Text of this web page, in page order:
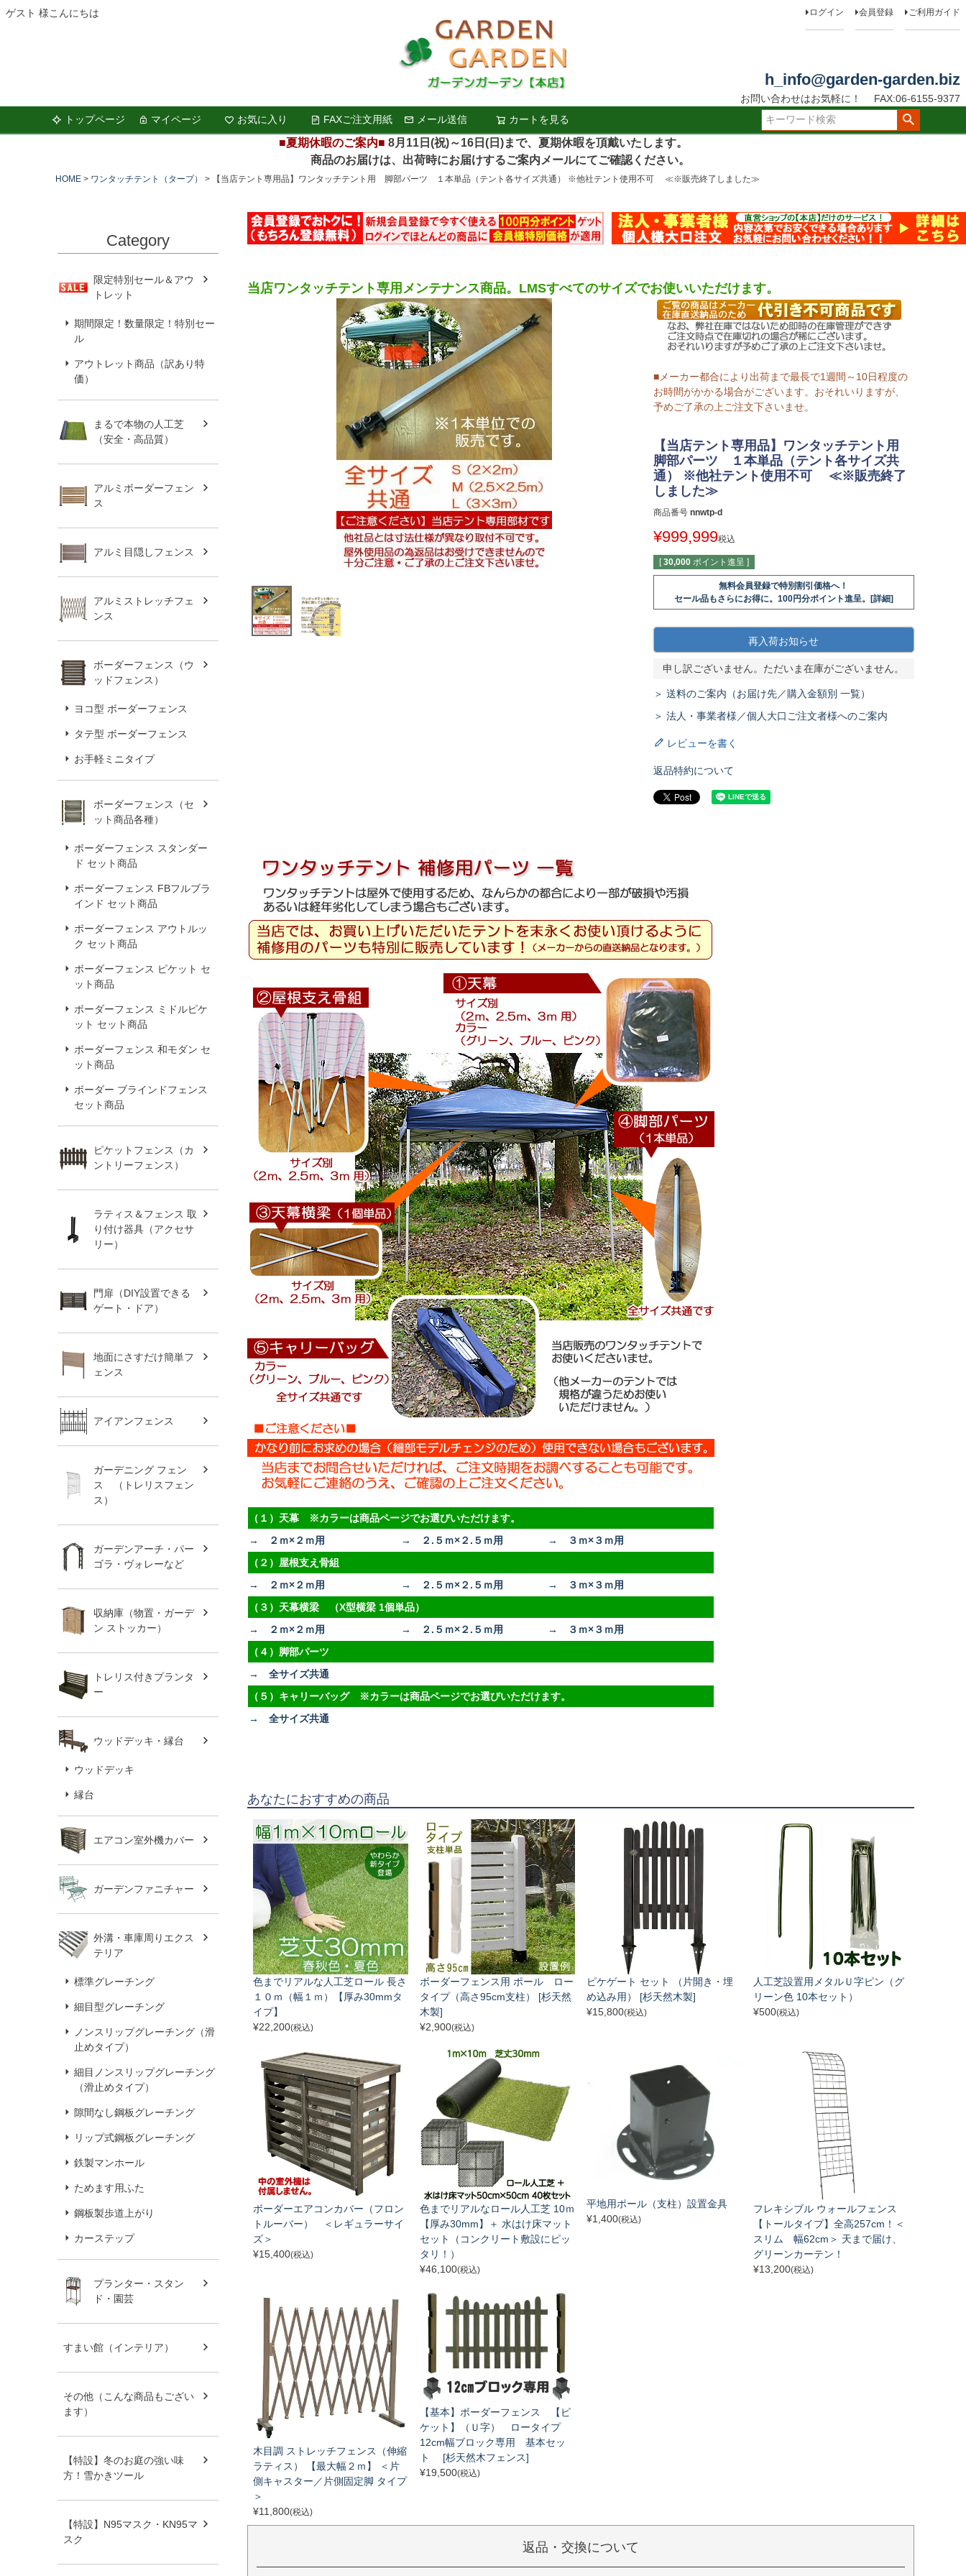
ゲスト 様こんにちは ログイン 会員登録 ご利用ガイド
h_info@garden-garden.biz
お問い合わせはお気軽に！
FAX:06-6155-9377
トップページ
マイページ お気に入り FAXご注文用紙 メール送信 カートを見る
検索
■夏期休暇のご案内■ 8月11日(祝)～16日(日)まで、夏期休暇を頂戴いたします。
商品のお届けは、出荷時にお届けするご案内メールにてご確認ください。
HOME ワンタッチテント（タープ） 【当店テント専用品】ワンタッチテント用 脚部パーツ １本単品（テント各サイズ共通） ※他社テント使用不可 ≪※販売終了しました≫
Category
限定特別セール＆アウ
トレット
期間限定！数量限定！特別セー
ル
アウトレット商品（訳あり特
価）
まるで本物の人工芝
（安全・高品質）
アルミボーダーフェン
ス
アルミ目隠しフェンス
アルミストレッチフェ
ンス
ボーダーフェンス（ウ
ッドフェンス）
ヨコ型 ボーダーフェンス
タテ型 ボーダーフェンス
お手軽ミニタイプ
ボーダーフェンス（セ
ット商品各種）
ボーダーフェンス スタンダー
ド セット商品
ボーダーフェンス FBフルブラ
インド セット商品
ボーダーフェンス アウトルッ
ク セット商品
ボーダーフェンス ピケット セ
ット商品
ボーダーフェンス ミドルピケ
ット セット商品
ボーダーフェンス 和モダン セ
ット商品
ボーダー ブラインドフェンス
セット商品
ピケットフェンス（カ
ントリーフェンス）
ラティス＆フェンス 取
り付け器具（アクセサ
リー）
門扉（DIY設置できる
ゲート・ドア）
地面にさすだけ簡単フ
ェンス
アイアンフェンス
ガーデニング フェン
ス （トレリスフェン
ス）
ガーデンアーチ・パー
ゴラ・ヴォレーなど
収納庫（物置・ガーデ
ン ストッカー）
トレリス付きプランタ
ー
ウッドデッキ・縁台
ウッドデッキ
縁台
エアコン室外機カバー
ガーデンファニチャー
外溝・車庫周りエクス
テリア
標準グレーチング
細目型グレーチング
ノンスリップグレーチング（滑
止めタイプ）
細目ノンスリップグレーチング
（滑止めタイプ）
隙間なし鋼板グレーチング
リップ式鋼板グレーチング
鉄製マンホール
ためます用ふた
鋼板製歩道上がり
カーステップ
プランター・スタン
ド・園芸
すまい館（インテリア）
その他（こんな商品もござい
ます）
【特設】冬のお庭の強い味
方！雪かきツール
【特設】N95マスク・KN95マ
スク
当店ワンタッチテント専用メンテナンス商品。LMSすべてのサイズでお使いいただけます。
■メーカー都合により出荷まで最長で1週間～10日程度の
お時間がかかる場合がございます。おそれいりますが、
予めご了承の上ご注文下さいませ。
【当店テント専用品】ワンタッチテント用
脚部パーツ １本単品（テント各サイズ共
通） ※他社テント使用不可 ≪※販売終了
しました≫
商品番号 nnwtp-d
¥999,999税込
[ 30,000 ポイント進呈 ]
無料会員登録で特別割引価格へ！
セール品もさらにお得に。100円分ポイント進呈。[詳細]
再入荷お知らせ
申し訳ございません。ただいま在庫がございません。
＞ 送料のご案内（お届け先／購入金額別 一覧）
＞ 法人・事業者様／個人大口ご注文者様へのご案内
レビューを書く
返品特約について
（１）天幕 ※カラーは商品ページでお選びいただけます。
→ ２ｍ×２ｍ用
→ ２.５ｍ×２.５ｍ用
→ ３ｍ×３ｍ用
（２）屋根支え骨組
→ ２ｍ×２ｍ用
→ ２.５ｍ×２.５ｍ用
→ ３ｍ×３ｍ用
（３）天幕横梁 （X型横梁 1個単品）
→ ２ｍ×２ｍ用
→ ２.５ｍ×２.５ｍ用
→ ３ｍ×３ｍ用
（４）脚部パーツ
→ 全サイズ共通
（５）キャリーバッグ ※カラーは商品ページでお選びいただけます。
→ 全サイズ共通
あなたにおすすめの商品
色までリアルな人工芝ロール 長さ
１０ｍ（幅１ｍ）【厚み30mmタ
イプ】
¥22,200(税込)
ボーダーフェンス用 ポール ロー
タイプ（高さ95cm支柱） [杉天然
木製]
¥2,900(税込)
ピケゲート セット （片開き・埋
め込み用） [杉天然木製]
¥15,800(税込)
人工芝設置用メタルＵ字ピン（グ
リーン色 10本セット）
¥500(税込)
ボーダーエアコンカバー（フロン
トルーバー） ＜レギュラーサイ
ズ＞
¥15,400(税込)
色までリアルなロール人工芝 10ｍ
【厚み30mm】＋ 水はけ床マット
セット（コンクリート敷設にピッ
タリ！）
¥46,100(税込)
平地用ポール（支柱）設置金具
¥1,400(税込)
フレキシブル ウォールフェンス
【トールタイプ】全高257cm！＜
スリム 幅62cm＞ 天まで届け、
グリーンカーテン！
¥13,200(税込)
木目調 ストレッチフェンス（伸縮
ラティス） 【最大幅２ｍ】 ＜片
側キャスター／片側固定脚 タイプ
＞
¥11,800(税込)
【基本】ボーダーフェンス 【ピ
ケット】（Ｕ字） ロータイプ
12cm幅ブロック専用 基本セッ
ト [杉天然木フェンス]
¥19,500(税込)
返品・交換について